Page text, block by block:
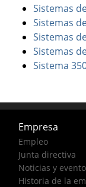
Sistemas
Sistemas
Sistemas
Sistemas
Sistema
Empresa
Empleo
Junta directiva
Noticias y
Historia de la